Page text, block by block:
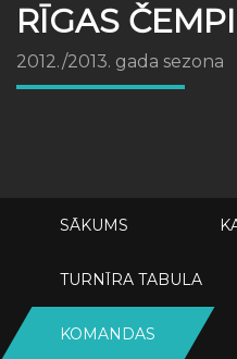
RĪGAS
2012./2013. gada sezona
SĀKUMS
TURNĪRA TABULA
KOMANDAS